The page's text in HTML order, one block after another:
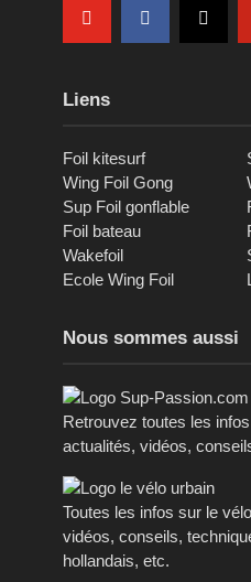
Liens
Foil kitesurf
Wing Foil Gong
Sup Foil gonflable
Foil bateau
Wakefoil
Ecole Wing Foil
Nous sommes aussi
Retrouvez toutes les
actualités, vidéos,
Toutes les infos sur le
vidéos, conseils,
hollandais, etc.